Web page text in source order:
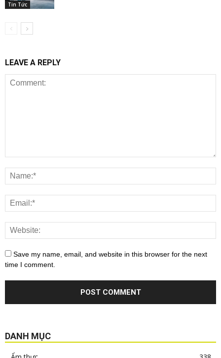
Tin Tức
LEAVE A REPLY
Save my name, email, and website in this browser for the next
time I comment.
DANH MỤC